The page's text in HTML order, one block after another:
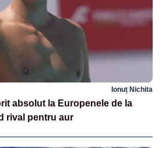
Ionuț Nichita
absolut la Europenele de la
rival pentru aur